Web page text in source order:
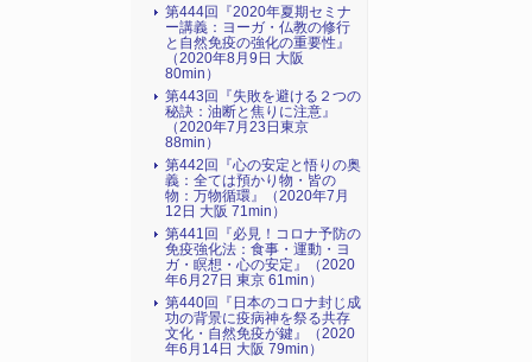
第444回『2020年夏期セミナ
ー講義：ヨーガ・仏教の修行
と自然免疫の強化の重要性』
（2020年8月9日 大阪
80min）
第443回『失敗を避ける２つの
秘訣：油断と焦りに注意』
（2020年7月23日東京
88min）
第442回『心の安定と悟りの奥
義：全ては預かり物・皆の
物：万物循環』（2020年7月
12日 大阪 71min）
第441回『必見！コロナ予防の
免疫強化法：食事・運動・ヨ
ガ・瞑想・心の安定』（2020
年6月27日 東京 61min）
第440回『日本のコロナ封じ成
功の背景に疫病神を祭る共存
文化・自然免疫が鍵』（2020
年6月14日 大阪 79min）